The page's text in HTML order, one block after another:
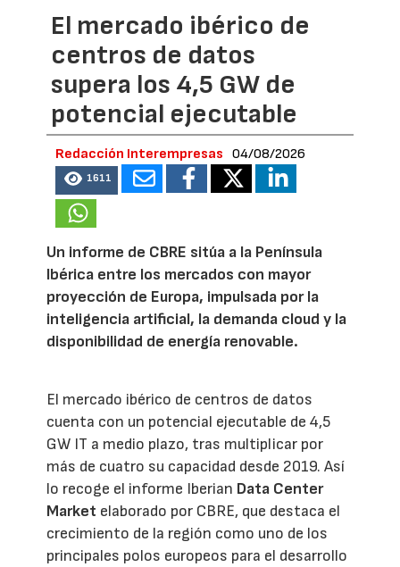
El mercado ibérico de
centros de datos
supera los 4,5 GW de
potencial ejecutable
Redacción Interempresas 04/08/2026
1611
Un informe de CBRE sitúa a la Península
Ibérica entre los mercados con mayor
proyección de Europa, impulsada por la
inteligencia artificial, la demanda cloud y la
disponibilidad de energía renovable.
El mercado ibérico de centros de datos
cuenta con un potencial ejecutable de 4,5
GW IT a medio plazo, tras multiplicar por
más de cuatro su capacidad desde 2019. Así
lo recoge el informe Iberian Data Center
Market elaborado por CBRE, que destaca el
crecimiento de la región como uno de los
principales polos europeos para el desarrollo